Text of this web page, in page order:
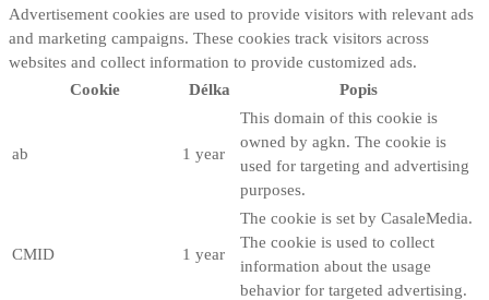
Advertisement cookies are used to provide visitors with relevant ads
and marketing campaigns. These cookies track visitors across
websites and collect information to provide customized ads.
Cookie
Délka Popis
ab 1 year
This domain of this cookie is
owned by agkn. The cookie is
used for targeting and advertising
purposes.
CMID 1 year
The cookie is set by CasaleMedia.
The cookie is used to collect
information about the usage
behavior for targeted advertising.